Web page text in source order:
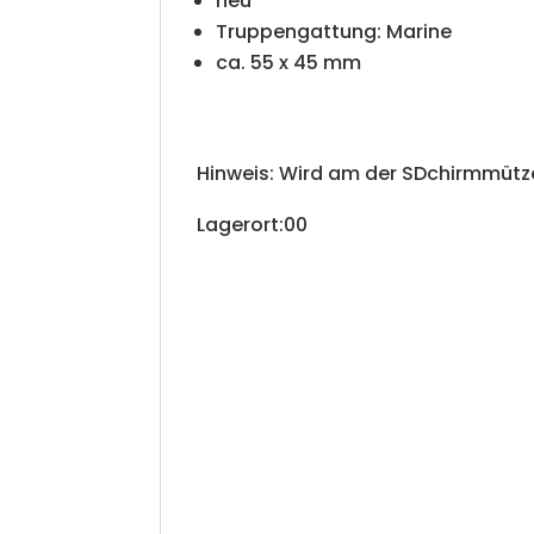
Truppengattung: Marine
ca. 55 x 45 mm
Hinweis: Wird am der
Lagerort:00